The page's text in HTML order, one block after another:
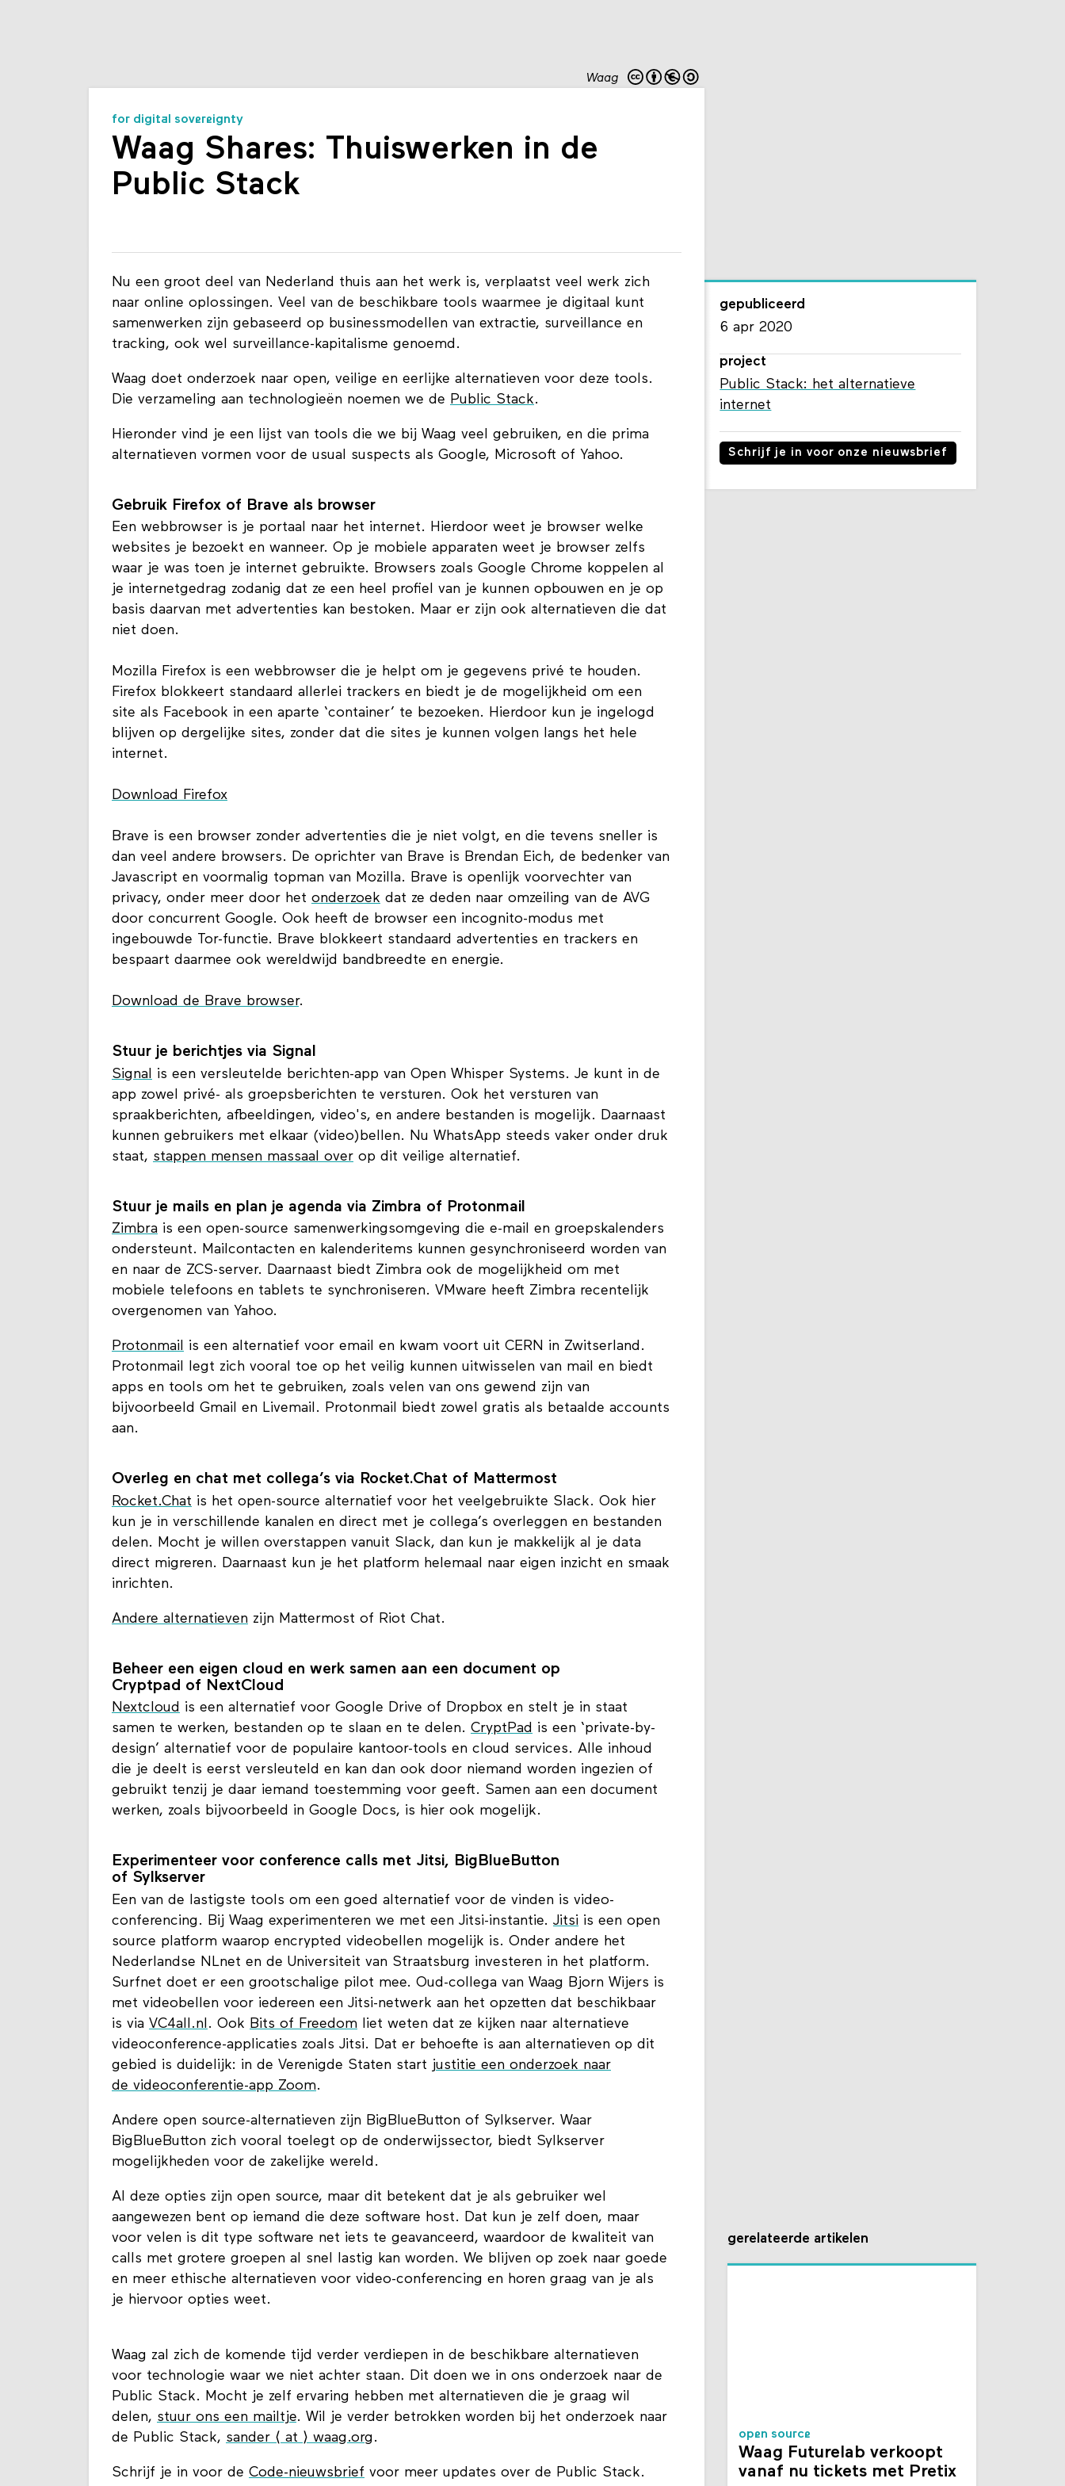
for digital sovereignty
Waag Shares: Thuiswerken in de
Nu een groot deel van Nederland thuis aan het werk is, verplaatst veel werk zich
naar online oplossingen. Veel van de beschikbare tools waarmee je digitaal kunt
samenwerken zijn gebaseerd op businessmodellen van extractie, surveillance en
Waag doet onderzoek naar open, veilige en eerlijke alternatieven voor deze tools.
Hieronder vind je een lijst van tools die we bij Waag veel gebruiken, en die prima
Gebruik Firefox of Brave als browser
Een webbrowser is je portaal naar het internet. Hierdoor weet je browser welke
websites je bezoekt en wanneer. Op je mobiele apparaten weet je browser zelfs
waar je was toen je internet gebruikte. Browsers zoals Google Chrome koppelen al
je internetgedrag zodanig dat ze een heel profiel van je kunnen opbouwen en je op
basis daarvan met advertenties kan bestoken. Maar er zijn ook alternatieven die dat
Mozilla Firefox is een webbrowser die je helpt om je gegevens privé te houden.
Firefox blokkeert standaard allerlei trackers en biedt je de mogelijkheid om een
site als Facebook in een aparte ‘container’ te bezoeken. Hierdoor kun je ingelogd
blijven op dergelijke sites, zonder dat die sites je kunnen volgen langs het hele
Brave is een browser zonder advertenties die je niet volgt, en die tevens sneller is
dan veel andere browsers. De oprichter van Brave is Brendan Eich, de bedenker van
Javascript en voormalig topman van Mozilla. Brave is openlijk voorvechter van
privacy, onder meer door het onderzoekdat ze deden naar omzeiling van de AVG
door concurrent Google. Ook heeft de browser een incognito-modus met
ingebouwde Tor-functie. Brave blokkeert standaard advertenties en trackers en
Stuur je berichtjes via Signal
Signalis een versleutelde berichten-app van Open Whisper Systems. Je kunt in de
app zowel privé- als groepsberichten te versturen. Ook het versturen van
spraakberichten, afbeeldingen, video's, en andere bestanden is mogelijk. Daarnaast
kunnen gebruikers met elkaar (video)bellen. Nu WhatsApp steeds vaker onder druk
Stuur je mails en plan je agenda via Zimbra of Protonmail
Zimbrais een open-source samenwerkingsomgeving die e-mail en groepskalenders
ondersteunt. Mailcontacten en kalenderitems kunnen gesynchroniseerd worden van
en naar de ZCS-server. Daarnaast biedt Zimbra ook de mogelijkheid om met
mobiele telefoons en tablets te synchroniseren. VMware heeft Zimbra recentelijk
Protonmail
is een alternatief voor email en kwam voort uit CERN in Zwitserland.
Protonmail legt zich vooral toe op het veilig kunnen uitwisselen van mail en biedt
apps en tools om het te gebruiken, zoals velen van ons gewend zijn van
bijvoorbeeld Gmail en Livemail. Protonmail biedt zowel gratis als betaalde accounts
Overleg en chat met collega’s via Rocket.Chat of Mattermost
Rocket.Chatis het open-source alternatief voor het veelgebruikte Slack. Ook hier
kun je in verschillende kanalen en direct met je collega’s overleggen en bestanden
delen. Mocht je willen overstappen vanuit Slack, dan kun je makkelijk al je data
direct migreren. Daarnaast kun je het platform helemaal naar eigen inzicht en smaak
Beheer een eigen cloud en werk samen aan een document op
Cryptpad of NextCloud
Nextcloudis een alternatief voor Google Drive of Dropbox en stelt je in staat
samen te werken, bestanden op te slaan en te delen. CryptPadis een ‘private-by-
design’ alternatief voor de populaire kantoor-tools en cloud services. Alle inhoud
die je deelt is eerst versleuteld en kan dan ook door niemand worden ingezien of
gebruikt tenzij je daar iemand toestemming voor geeft. Samen aan een document
Experimenteer voor conference calls met Jitsi, BigBlueButton
of Sylkserver
Een van de lastigste tools om een goed alternatief voor de vinden is video-
conferencing. Bij Waag experimenteren we met een Jitsi-instantie. Jitsiis een open
source platform waarop encrypted videobellen mogelijk is. Onder andere het
Nederlandse NLnet en de Universiteit van Straatsburg investeren in het platform.
Surfnet doet er een grootschalige pilot mee. Oud-collega van Waag Bjorn Wijers is
met videobellen voor iedereen een Jitsi-netwerk aan het opzetten dat beschikbaar
is viaVC4all.nl. OokBits of Freedomliet weten dat ze kijken naar alternatieve
videoconference-applicaties zoals Jitsi. Dat er behoefte is aan alternatieven op dit
gebied is duidelijk: in de Verenigde Staten start
Andere open source-alternatieven zijn BigBlueButton of Sylkserver. Waar
BigBlueButton zich vooral toelegt op de onderwijssector, biedt Sylkserver
Al deze opties zijn open source, maar dit betekent dat je als gebruiker wel
aangewezen bent op iemand die deze software host. Dat kun je zelf doen, maar
voor velen is dit type software net iets te geavanceerd, waardoor de kwaliteit van
calls met grotere groepen al snel lastig kan worden. We blijven op zoek naar goede
en meer ethische alternatieven voor video-conferencing en horen graag van je als
Waag zal zich de komende tijd verder verdiepen in de beschikbare alternatieven
voor technologie waar we niet achter staan. Dit doen we in ons onderzoek naar de
Public Stack. Mocht je zelf ervaring hebben met alternatieven die je graag wil
delen,stuur ons een mailtje. Wil je verder betrokken worden bij het onderzoek naar
gepubliceerd
project
Public Stack: het alternatieve
open source
Waag Futurelab verkoopt